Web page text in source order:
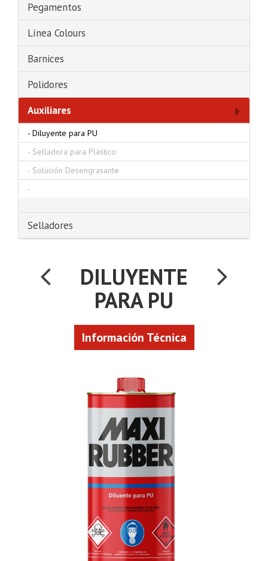
Pegamentos
Línea Colours
Barnices
Polidores
Auxiliares
- Diluyente para PU
- Selladora para Plástico
- Solución Desengrasante
-
Selladores
DILUYENTE
PARA PU
Información Técnica